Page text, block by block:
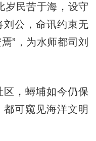
岁民苦于海，设守
刘公，命讯约束无
”，为水师都司刘
，蟳埔如今仍保
可窥见海洋文明